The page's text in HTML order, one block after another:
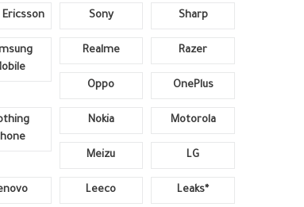
Ericsson Sony Sharp
Realme Razer
Oppo OnePlus
Nokia Motorola
Meizu LG
Leeco Leaks*